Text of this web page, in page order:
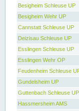
Besigheim Schleuse UP
Besigheim Wehr UP
Cannstatt Schleuse UP
Deizisau Schleuse UP
Esslingen Schleuse UP
Esslingen Wehr OP
Feudenheim Schleuse
Gundelsheim UP
Guttenbach Schleuse UP
Hassmersheim AMS